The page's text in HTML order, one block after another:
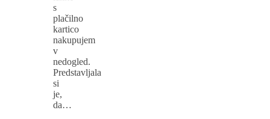
s
plačilno
kartico
nakupujem
v
nedogled.
Predstavljala
si
je,
da…